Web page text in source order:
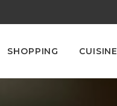
SHOPPING CUISINE